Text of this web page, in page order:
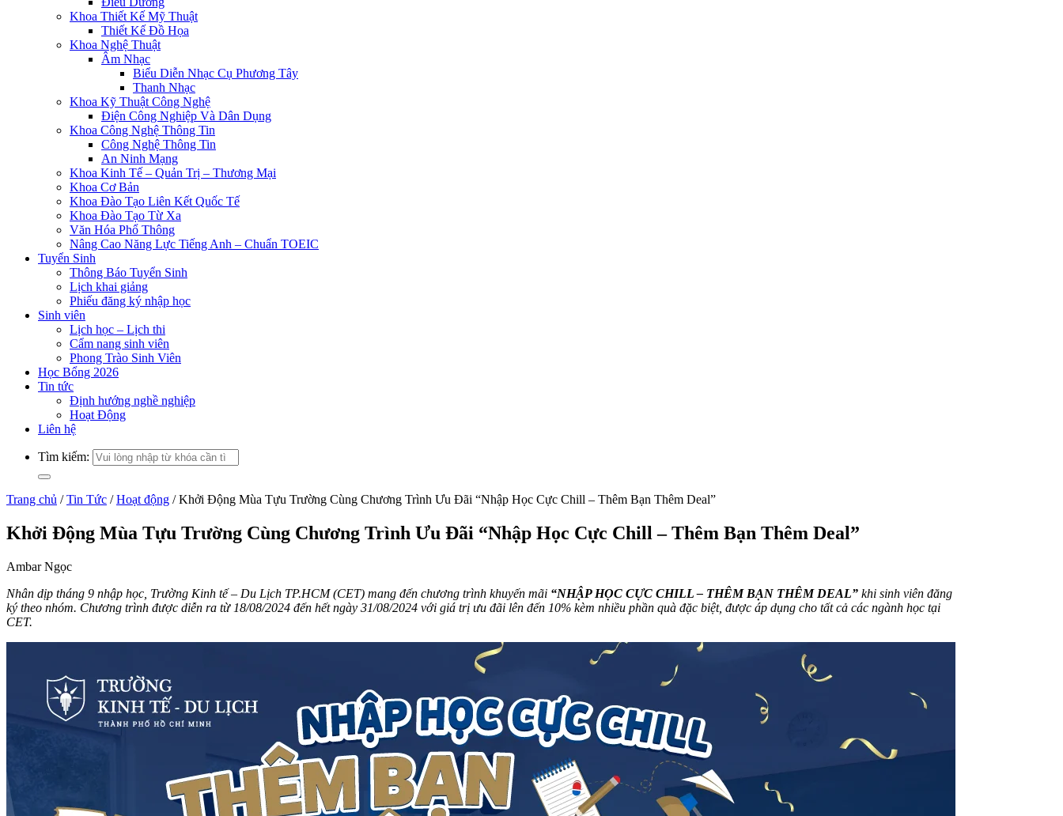
Khoa Thiết Kế Mỹ Thuật
Thiết Kế Đồ Họa
Khoa Nghệ Thuật
Âm Nhạc
Biểu Diễn Nhạc Cụ Phương Tây
Thanh Nhạc
Khoa Kỹ Thuật Công Nghệ
Điện Công Nghiệp Và Dân Dụng
Khoa Công Nghệ Thông Tin
Công Nghệ Thông Tin
An Ninh Mạng
Khoa Kinh Tế – Quản Trị – Thương Mại
Khoa Cơ Bản
Khoa Đào Tạo Liên Kết Quốc Tế
Khoa Đào Tạo Từ Xa
Văn Hóa Phổ Thông
Nâng Cao Năng Lực Tiếng Anh – Chuẩn TOEIC
Tuyển Sinh
Thông Báo Tuyển Sinh
Lịch khai giảng
Phiếu đăng ký nhập học
Sinh viên
Lịch học – Lịch thi
Cẩm nang sinh viên
Phong Trào Sinh Viên
Học Bổng 2026
Tin tức
Định hướng nghề nghiệp
Hoạt Động
Liên hệ
Tìm kiếm:
Trang chủ / Tin Tức / Hoạt động / Khởi Động Mùa Tựu Trường Cùng Chương Trình Ưu Đãi “Nhập Học Cực Chill – Thêm Bạn Thêm Deal”
Khởi Động Mùa Tựu Trường Cùng Chương Trình Ưu Đãi “Nhập Học Cực Chill – Thêm Bạn Thêm Deal”
Ambar Ngọc
Nhân dịp tháng 9 nhập học, Trường Kinh tế – Du Lịch TP.HCM (CET) mang đến chương trình khuyến mãi “NHẬP HỌC CỰC CHILL – THÊM BẠN THÊM DEAL” khi sinh viên đăng
ký theo nhóm. Chương trình được diễn ra từ 18/08/2024 đến hết ngày 31/08/2024 với giá trị ưu đãi lên đến 10% kèm nhiều phần quà đặc biệt, được áp dụng cho tất cả các ngành học tại
CET.